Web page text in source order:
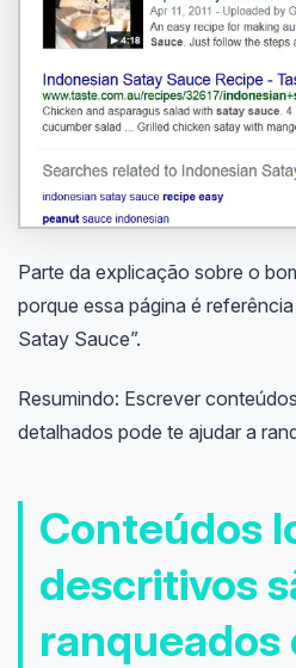
Parte da explicação sobre o
porque essa página é
Satay Sauce”.
Resumindo: Escrever
detalhados pode te ajudar a
Conteúdos
descritivos
ranqueados